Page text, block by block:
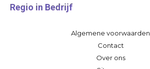
Regio in Bedrijf
Algemene voorwaarden
Contact
Over ons